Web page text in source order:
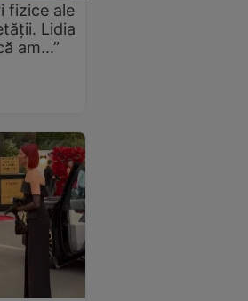
fizice ale
Lidia
am...”